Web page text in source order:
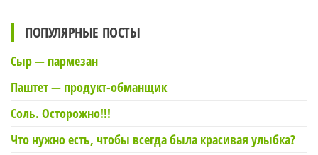
ПОПУЛЯРНЫЕ ПОСТЫ
Сыр — пармезан
Паштет — продукт-обманщик
Соль. Осторожно!!!
Что нужно есть, чтобы всегда была красивая улыбка?